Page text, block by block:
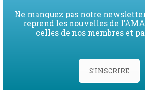
Ne manquez pas notre
reprend les nouvelles de
celles de nos membres et
S'INSCRIRE